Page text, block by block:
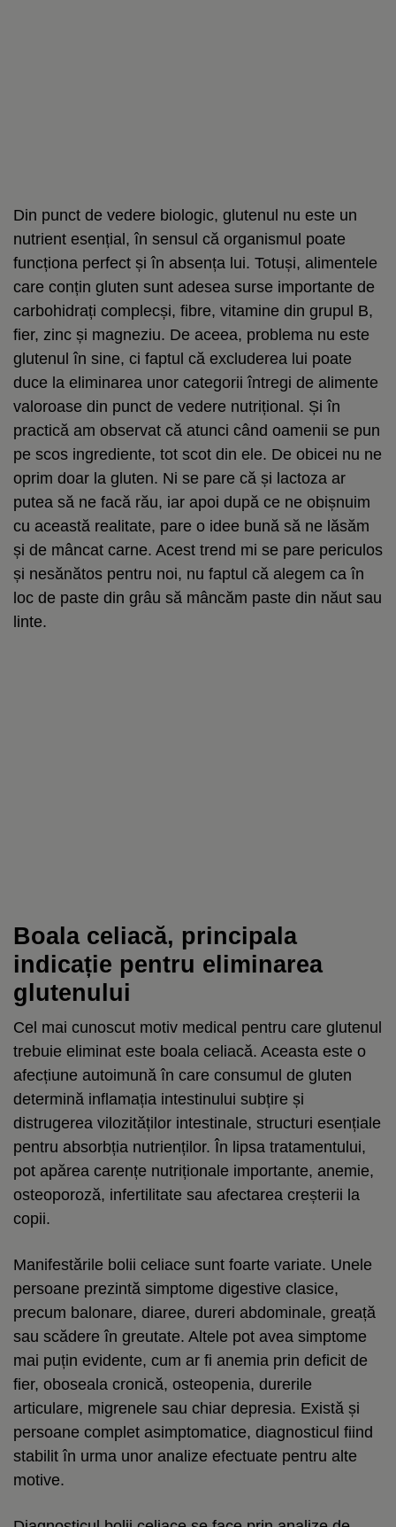
Din punct de vedere biologic, glutenul nu este un
nutrient esențial, în sensul că organismul poate
funcționa perfect și în absența lui. Totuși, alimentele
care conțin gluten sunt adesea surse importante de
carbohidrați complecși, fibre, vitamine din grupul B,
fier, zinc și magneziu. De aceea, problema nu este
glutenul în sine, ci faptul că excluderea lui poate
duce la eliminarea unor categorii întregi de alimente
valoroase din punct de vedere nutrițional. Și în
practică am observat că atunci când oamenii se pun
pe scos ingrediente, tot scot din ele. De obicei nu ne
oprim doar la gluten. Ni se pare că și lactoza ar
putea să ne facă rău, iar apoi după ce ne obișnuim
cu această realitate, pare o idee bună să ne lăsăm
și de mâncat carne. Acest trend mi se pare periculos
și nesănătos pentru noi, nu faptul că alegem ca în
loc de paste din grâu să mâncăm paste din năut sau
linte.
Boala celiacă, principala
indicație pentru eliminarea
glutenului
Cel mai cunoscut motiv medical pentru care glutenul
trebuie eliminat este boala celiacă. Aceasta este o
afecțiune autoimună în care consumul de gluten
determină inflamația intestinului subțire și
distrugerea vilozităților intestinale, structuri esențiale
pentru absorbția nutrienților. În lipsa tratamentului,
pot apărea carențe nutriționale importante, anemie,
osteoporoză, infertilitate sau afectarea creșterii la
copii.
Manifestările bolii celiace sunt foarte variate. Unele
persoane prezintă simptome digestive clasice,
precum balonare, diaree, dureri abdominale, greață
sau scădere în greutate. Altele pot avea simptome
mai puțin evidente, cum ar fi anemia prin deficit de
fier, oboseala cronică, osteopenia, durerile
articulare, migrenele sau chiar depresia. Există și
persoane complet asimptomatice, diagnosticul fiind
stabilit în urma unor analize efectuate pentru alte
motive.